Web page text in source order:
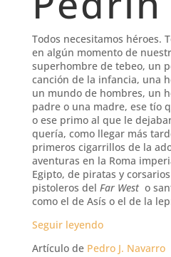
Todos necesitamos héroes.
en algún momento de
superhombre de tebeo, un
canción de la infancia, una
un mundo de hombres, un
padre o una madre, ese tío
o ese primo al que le
quería, como llegar más
primeros cigarrillos de la
aventuras en la Roma
Egipto, de piratas y
pistoleros del Far West o
como el de Asís o el de la
Seguir leyendo
Artículo de Pedro J. Navarro